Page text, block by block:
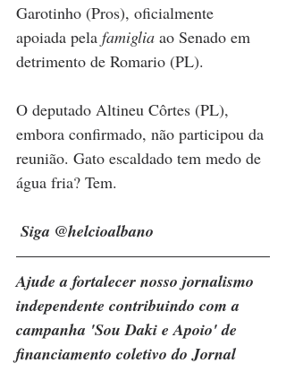
Garotinho (Pros), oficialmente
apoiada pela famiglia ao Senado em
detrimento de Romario (PL).
O deputado Altineu Côrtes (PL),
embora confirmado, não participou da
reunião. Gato escaldado tem medo de
água fria? Tem.
Siga @helcioalbano
Ajude a fortalecer nosso jornalismo
independente contribuindo com a
campanha 'Sou Daki e Apoio' de
financiamento coletivo do Jornal